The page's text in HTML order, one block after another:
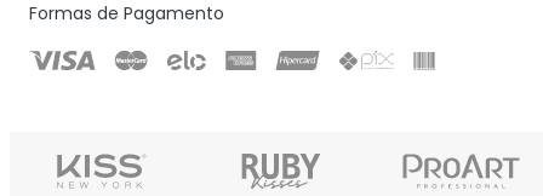
Formas de Pagamento